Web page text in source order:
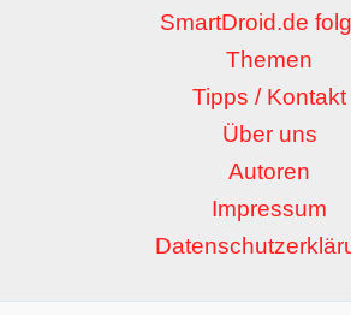
SmartDroid.de
Themen
Tipps / Kontakt
Über uns
Autoren
Impressum